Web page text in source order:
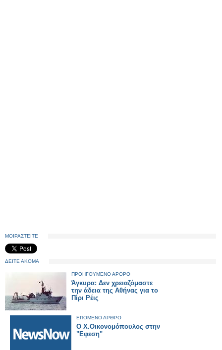
ΜΟΙΡΑΣΤΕΙΤΕ
ΔΕΙΤΕ ΑΚΟΜΑ
ΠΡΟΗΓΟΥΜΕΝΟ ΑΡΘΡΟ
Άγκυρα: Δεν χρειαζόμαστε
την άδεια της Αθήνας για το
Πίρι Ρέις
ΕΠΟΜΕΝΟ ΑΡΘΡΟ
O Χ.Οικονομόπουλος στην
"Εφεση"